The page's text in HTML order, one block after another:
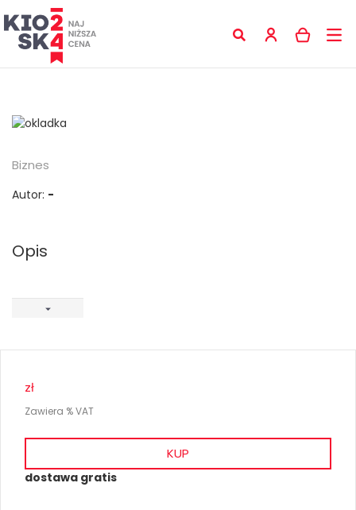
Biznes
Autor: -
Opis
zł
Zawiera % VAT
KUP
dostawa gratis